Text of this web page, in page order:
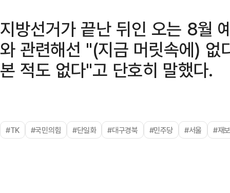
지방선거가 끝난 뒤인 오는 8월
와 관련해선 "(지금 머릿속에) 없
본 적도 없다"고 단호히 말했다.
#TK #국민의힘 #단일화 #대구경북 #민주당 #서울 #재